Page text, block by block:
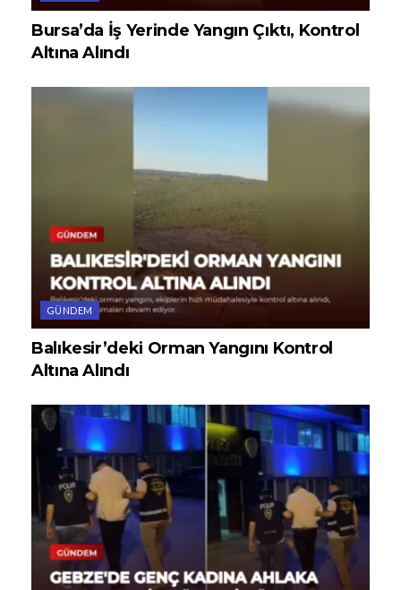
Bursa’da İş Yerinde Yangın Çıktı, Kontrol
Altına Alındı
GÜNDEM
Balıkesir’deki Orman Yangını Kontrol
Altına Alındı